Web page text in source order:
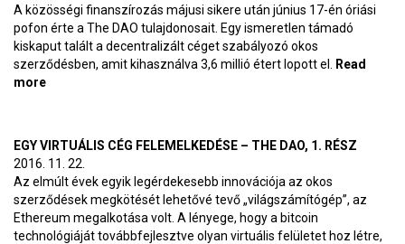
A közösségi finanszírozás májusi sikere után június 17-én óriási
pofon érte a The DAO tulajdonosait. Egy ismeretlen támadó
kiskaput talált a decentralizált céget szabályozó okos
szerződésben, amit kihasználva 3,6 millió étert lopott el.
Read
more
EGY VIRTUÁLIS CÉG FELEMELKEDÉSE – THE DAO, 1. RÉSZ
2016. 11. 22.
Az elmúlt évek egyik legérdekesebb innovációja az okos
szerződések megkötését lehetővé tevő „világszámítógép”, az
Ethereum megalkotása volt. A lényege, hogy a bitcoin
technológiáját továbbfejlesztve olyan virtuális felületet hoz létre,